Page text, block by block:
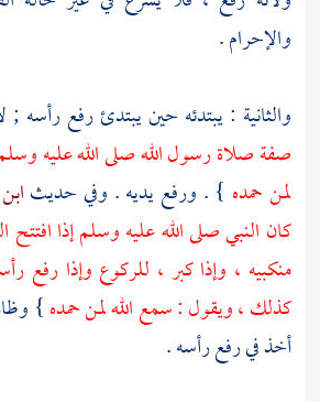
والإحرام .
والثانية : يبتدئه حين يبتدئ رفع رأسه ;
صفة صلاة رسول الله صلى الله عليه
لمن حمده } . ورفع يديه . وفي حديث
كان النبي صلى الله عليه وسلم إذا
منكبيه ، وإذا كبر ، للركوع وإذا رفع
كذلك ، ويقول : سمع الله لمن حمده}
أخذ في رفع رأسه .